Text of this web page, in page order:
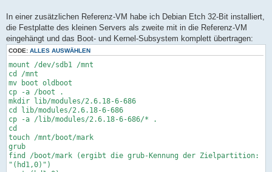
In einer zusätzlichen Referenz-VM habe ich Debian Etch 32-Bit installiert,
die Festplatte des kleinen Servers als zweite mit in die Referenz-VM
eingehängt und das Boot- und Kernel-Subsystem komplett übertragen:
CODE: ALLES AUSWÄHLEN
mount /dev/sdb1 /mnt
cd /mnt
mv boot oldboot
cp -a /boot .
mkdir lib/modules/2.6.18-6-686
cd lib/modules/2.6.18-6-686
cp -a /lib/modules/2.6.18-6-686/* .
cd
touch /mnt/boot/mark
grub
find /boot/mark (ergibt die grub-Kennung der Zielpartition:
"(hd1,0)")